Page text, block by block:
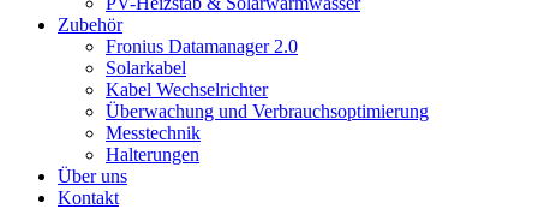
Zubehör
Fronius Datamanager 2.0
Solarkabel
Kabel Wechselrichter
Überwachung und Verbrauchsoptimierung
Messtechnik
Halterungen
Über uns
Kontakt